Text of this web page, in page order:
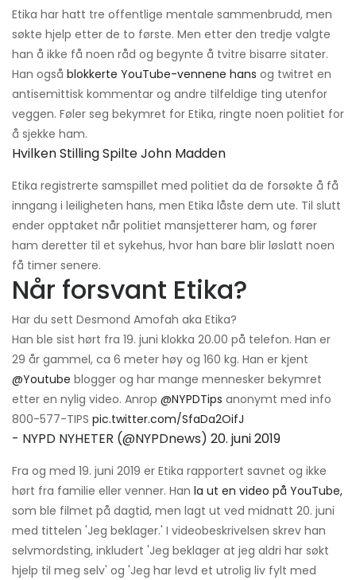
Etika har hatt tre offentlige mentale sammenbrudd, men
søkte hjelp etter de to første. Men etter den tredje valgte
han å ikke få noen råd og begynte å tvitre bisarre sitater.
Han også blokkerte YouTube-vennene hans og twitret en
antisemittisk kommentar og andre tilfeldige ting utenfor
veggen. Føler seg bekymret for Etika, ringte noen politiet for
å sjekke ham.
Hvilken Stilling Spilte John Madden
Etika registrerte samspillet med politiet da de forsøkte å få
inngang i leiligheten hans, men Etika låste dem ute. Til slutt
ender opptaket når politiet mansjetterer ham, og fører
ham deretter til et sykehus, hvor han bare blir løslatt noen
få timer senere.
Når forsvant Etika?
Har du sett Desmond Amofah aka Etika?
Han ble sist hørt fra 19. juni klokka 20.00 på telefon. Han er
29 år gammel, ca 6 meter høy og 160 kg. Han er kjent
@Youtube blogger og har mange mennesker bekymret
etter en nylig video. Anrop @NYPDTips anonymt med info
800-577-TIPS pic.twitter.com/SfaDa2OifJ
- NYPD NYHETER (@NYPDnews) 20. juni 2019
Fra og med 19. juni 2019 er Etika rapportert savnet og ikke
hørt fra familie eller venner. Han la ut en video på YouTube,
som ble filmet på dagtid, men lagt ut ved midnatt 20. juni
med tittelen 'Jeg beklager.' I videobeskrivelsen skrev han
selvmordsting, inkludert 'Jeg beklager at jeg aldri har søkt
hjelp til meg selv' og 'Jeg har levd et utrolig liv fylt med